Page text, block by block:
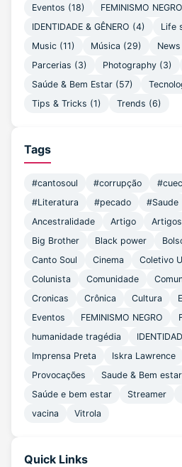
Eventos (18)
FEMINISMO
IDENTIDADE & GÊNERO (4)
Life
Music (11)
Música (29)
Parcerias (3)
Photography (3)
Saúde & Bem Estar (57)
Tips & Tricks (1)
Trends (6)
Tags
#cantosoul #corrupção
#Literatura
#pecado #Saude
Ancestralidade
Artigo Artigos
Big Brother
Black power
Canto Soul
Cinema Coletivo
Colunista
Comunidade
Cronicas
Crônica Cultura
Eventos
FEMINISMO NEGRO
humanidade tragédia
Imprensa Preta
Iskra Lawrence
Provocações
Saude & Bem estar
Saúde e bem estar
Streamer
vacina
Vitrola
Quick Links